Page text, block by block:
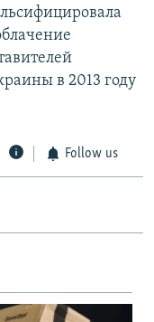
в 2013 году
Follow us